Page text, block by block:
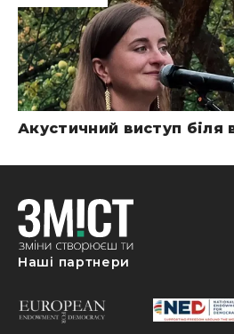
Акустичний виступ біля
Наші партнери